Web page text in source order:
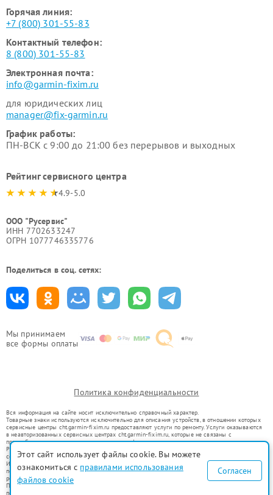
Мы принимаем
все формы оплаты
Горячая линия:
+7 (800) 301-55-83
Контактный телефон:
8 (800) 301-55-83
Электронная почта:
info@garmin-fixim.ru
для юридических лиц
manager@fix-garmin.ru
График работы:
ПН-ВСК с 9:00 до 21:00 без перерывов и выходных
Рейтинг сервисного центра
4.9-5.0
ООО "Русервис"
ИНН 7702633247
ОГРН 1077746335776
Поделиться в соц. сетях:
Политика конфиденциальности
Вся информация на сайте носит исключительно справочный характер.
Товарные знаки используются исключительно для описания устройств, в отношении которых
сервисные центры cht.garmin-fixim.ru предоставляют услуги по ремонту. Услуги оказываются
в неавторизованных сервисных центрах cht.garmin-fixim.ru, которые не связаны с
правообладателями товарных знаков или их официальными представителями.
Ремонт осуществляется для устройств, уже введенных в гражданский оборот в соответствии
со статьей 1487 ГК РФ.
Использование товарных знаков не преследует цели индивидуализации услуг или введения
потребителей в заблуждение, а служит для информирования о предоставляемых услугах по
ремонту техники указанных брендов.
Представленная на сайте информация не является публичной офертой, определяемой
положениями Статьи 437(2) Гражданского кодекса РФ
Этот сайт использует файлы cookie. Вы можете
ознакомиться с правилами использования
файлов cookie
Согласен